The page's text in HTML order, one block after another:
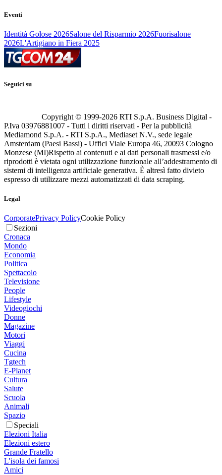
Eventi
Identità Golose 2026Salone del Risparmio 2026Fuorisalone
2026L'Artigiano in Fiera 2025
Seguici su
Copyright © 1999-2026 RTI S.p.A. Business Digital -
P.Iva 03976881007 - Tutti i diritti riservati - Per la pubblicità
Mediamond S.p.A. - RTI S.p.A., Mediaset N.V., sede legale
Amsterdam (Paesi Bassi) - Uffici Viale Europa 46, 20093 Cologno
Monzese (MI)Rispetto ai contenuti e ai dati personali trasmessi e/o
riprodotti è vietata ogni utilizzazione funzionale all’addestramento di
sistemi di intelligenza artificiale generativa. È altresì fatto divieto
espresso di utilizzare mezzi automatizzati di data scraping.
Legal
CorporatePrivacy PolicyCookie Policy
Sezioni
Cronaca
Mondo
Economia
Politica
Spettacolo
Televisione
People
Lifestyle
Videogiochi
Donne
Magazine
Motori
Viaggi
Cucina
Tgtech
E-Planet
Cultura
Salute
Scuola
Animali
Spazio
Speciali
Elezioni Italia
Elezioni estero
Grande Fratello
L'isola dei famosi
Amici